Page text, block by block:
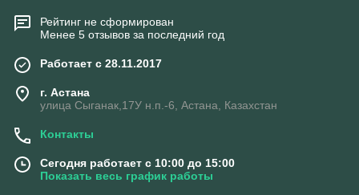
Рейтинг не сформирован
Менее 5 отзывов за последний год
Работает с 28.11.2017
г. Астана
улица Сыганак,17У н.п.-6, Астана, Казахстан
Контакты
Сегодня работает с 10:00 до 15:00
Показать весь график работы